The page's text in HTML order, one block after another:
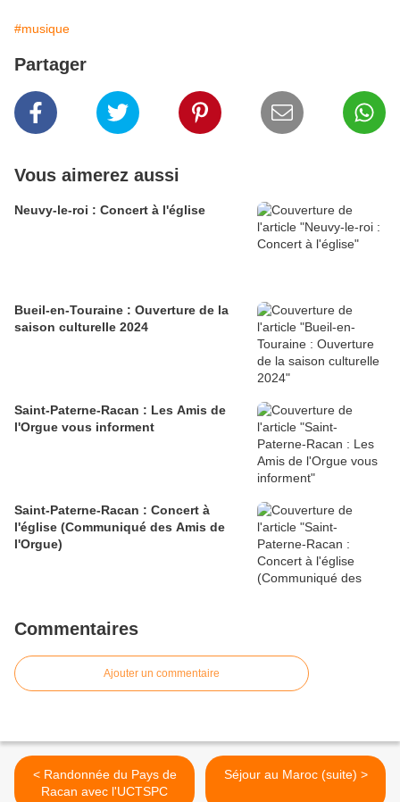
#musique
Partager
Vous aimerez aussi
Neuvy-le-roi : Concert à l'église
Bueil-en-Touraine : Ouverture de la
saison culturelle 2024
Saint-Paterne-Racan : Les Amis de
l'Orgue vous informent
Saint-Paterne-Racan : Concert à
l'église (Communiqué des Amis de
l'Orgue)
Commentaires
Ajouter un commentaire
< Randonnée du Pays de
Racan avec l'UCTSPC
Séjour au Maroc (suite) >